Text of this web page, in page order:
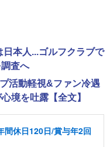
本人...ゴルフクラブで
査へ
活動軽視&ファン冷遇
境を吐露【全文】
間休日120日/賞与年2回